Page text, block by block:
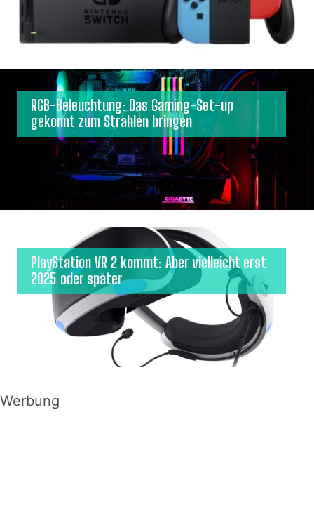
RGB-Beleuchtung: Das Gaming-Set-up
gekonnt zum Strahlen bringen
PlayStation VR 2 kommt: Aber vielleicht erst
2025 oder später
Werbung